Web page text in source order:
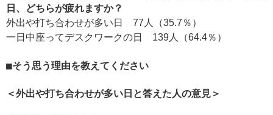
日、どちらが疲れますか？
外出や打ち合わせが多い日 77人（35.7％）
一日中座ってデスクワークの日 139人（64.4％）
■そう思う理由を教えてください
＜外出や打ち合わせが多い日と答えた人の意見＞